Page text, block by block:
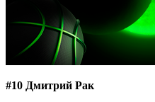
#10 Дмитрий Рак